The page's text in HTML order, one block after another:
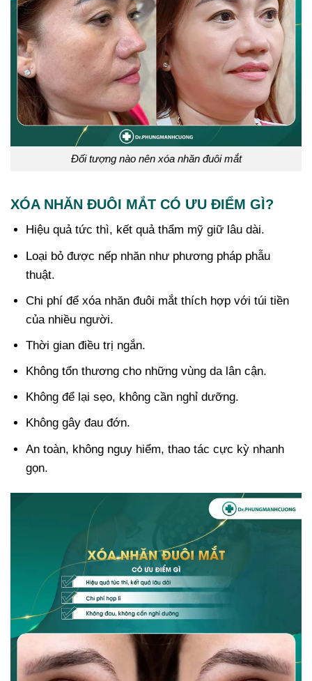
Đối tượng nào nên xóa nhăn đuôi mắt
XÓA NHĂN ĐUÔI MẮT CÓ ƯU ĐIỂM GÌ?
Hiệu quả tức thì, kết quả thẩm mỹ giữ lâu dài.
Loại bỏ được nếp nhăn như phương pháp phẫu
thuật.
Chi phí để xóa nhăn đuôi mắt thích hợp với túi tiền
của nhiều người.
Thời gian điều trị ngắn.
Không tổn thương cho những vùng da lân cận.
Không để lại sẹo, không cần nghỉ dưỡng.
Không gây đau đớn.
An toàn, không nguy hiểm, thao tác cực kỳ nhanh
gọn.